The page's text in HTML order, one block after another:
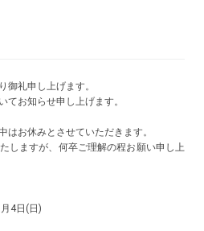
御礼申し上げます。
てお知らせ申し上げます。
はお休みとさせていただきます。
しますが、何卒ご理解の程お願い申し上
4日(日)